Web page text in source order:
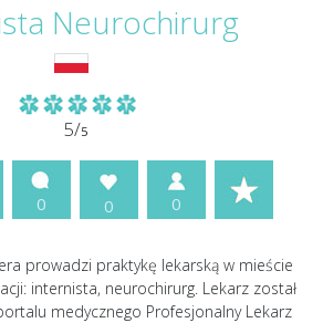
Neurochirurg
5/5
0 0 0
prowadzi praktykę lekarską w mieście
internista, neurochirurg. Lekarz został
medycznego Profesjonalny Lekarz